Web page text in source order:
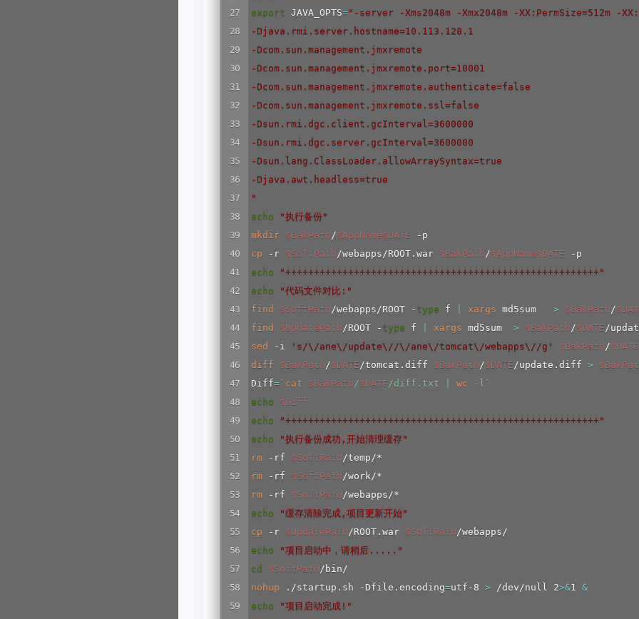
export JAVA_OPTS="-server -Xms2048m -Xmx2048m -XX:PermSize=512m -
-Djava.rmi.server.hostname=10.113.128.1
-Dcom.sun.management.jmxremote
-Dcom.sun.management.jmxremote.port=10001
-Dcom.sun.management.jmxremote.authenticate=false
-Dcom.sun.management.jmxremote.ssl=false
-Dsun.rmi.dgc.client.gcInterval=3600000
-Dsun.rmi.dgc.server.gcInterval=3600000
-Dsun.lang.ClassLoader.allowArraySyntax=true
-Djava.awt.headless=true
"
echo
"执行备份"
mkdir
$BakPath /$AppName$DATE
cp -r $SoftPath /webapps/ROOT.war $BakPath /$AppName$DATE
echo
"+++++++++++++++++++++++++++++++++++++++++++++++++++++++"
echo
"代码文件对比:"
find
$SoftPath /webapps/ROOT - type f xargs md5sum > $BakPath /
find
$UpdatePath /ROOT - type f xargs md5sum > $BakPath /$DATE /
sed
-i 's/\/ane\/update\//\/ane\/tomcat\/webapps\//g' $BakPath /$DATE
diff
$BakPath /$DATE /tomcat.diff $BakPath /$DATE /update.diff >
Diff=` cat $BakPath /$DATE /diff.txt wc -l `
echo
$Diff
echo
"+++++++++++++++++++++++++++++++++++++++++++++++++++++++"
echo
"执行备份成功,开始清理缓存"
rm -rf $SoftPath
rm -rf $SoftPath
rm -rf $SoftPath
echo
"缓存清除完成,项目更新开始"
cp -r $UpdatePath /ROOT.war $SoftPath
echo
"项目启动中，请稍后....."
cd
$SoftPath
nohup ./startup.sh -Dfile.encoding=utf-8 > /dev/null 2>&1 &
echo
"项目启动完成!"